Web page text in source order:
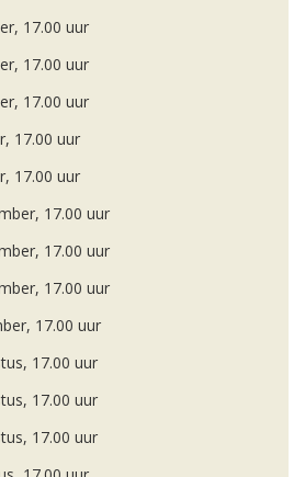
17.00 uur
17.00 uur
17.00 uur
17.00 uur
17.00 uur
17.00 uur
17.00 uur
17.00 uur
17.00 uur
17.00 uur
17.00 uur
17.00 uur